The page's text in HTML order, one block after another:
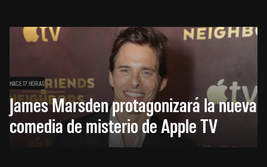
HACE 17 HORAS
James Marsden protagonizará la nueva
comedia de misterio de Apple TV